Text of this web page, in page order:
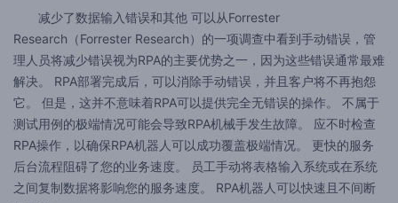
减少了数据输入错误和其他 可以从Forrester
Research（Forrester Research）的一项调查中看到手动错误，管
理人员将减少错误视为RPA的主要优势之一，因为这些错误通常最难
解决。 RPA部署完成后，可以消除手动错误，并且客户将不再抱怨
它。 但是，这并不意味着RPA可以提供完全无错误的操作。 不属于
测试用例的极端情况可能会导致RPA机械手发生故障。 应不时检查
RPA操作，以确保RPA机器人可以成功覆盖极端情况。 更快的服务
后台流程阻碍了您的业务速度。 员工手动将表格输入系统或在系统
之间复制数据将影响您的服务速度。 RPA机器人可以快速且不间断